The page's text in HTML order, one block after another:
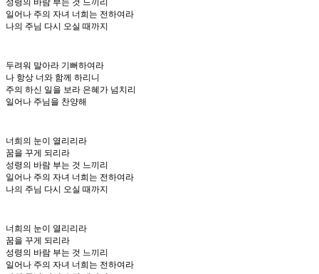
성령의 바람 부는 것 느끼리
일어나 주의 자녀 너희는 전하여라
나의 주님 다시 오실 때까지
두려워 말아라 기뻐하여라
나 항상 너와 함께 하리니
주의 하신 일을 보라 은혜가 넘치리
일어나 주님을 찬양해
너희의 눈이 열리리라
꿈을 꾸게 되리라
성령의 바람 부는 것 느끼리
일어나 주의 자녀 너희는 전하여라
나의 주님 다시 오실 때까지
너희의 눈이 열리리라
꿈을 꾸게 되리라
성령의 바람 부는 것 느끼리
일어나 주의 자녀 너희는 전하여라